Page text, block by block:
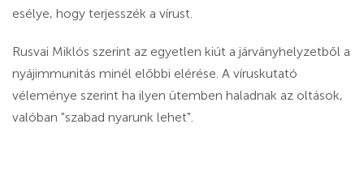
esélye, hogy terjesszék a vírust.
Rusvai Miklós szerint az egyetlen kiút a járványhelyzetből a
nyájimmunitás minél előbbi elérése. A víruskutató
véleménye szerint ha ilyen ütemben haladnak az oltások,
valóban "szabad nyarunk lehet".